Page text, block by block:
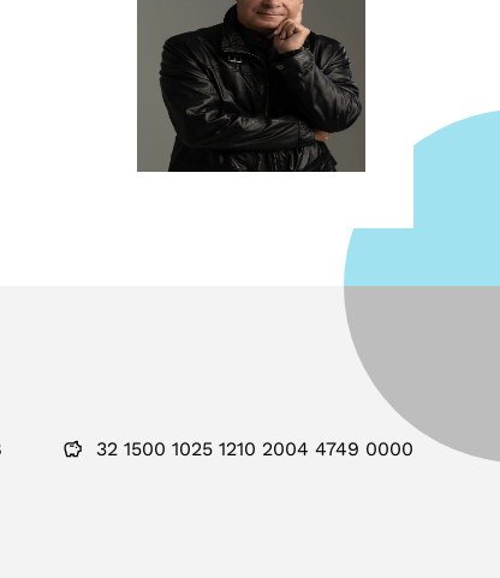
32 1500 1025 1210 2004 4749 0000